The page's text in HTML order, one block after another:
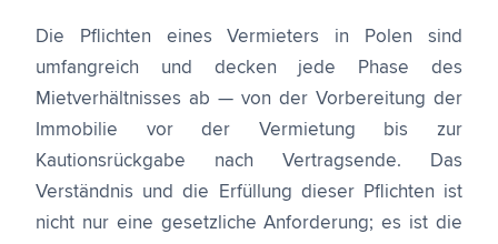
Die Pflichten eines Vermieters in Polen sind
umfangreich und decken jede Phase des
Mietverhältnisses ab — von der Vorbereitung der
Immobilie vor der Vermietung bis zur
Kautionsrückgabe nach Vertragsende. Das
Verständnis und die Erfüllung dieser Pflichten ist
nicht nur eine gesetzliche Anforderung; es ist die